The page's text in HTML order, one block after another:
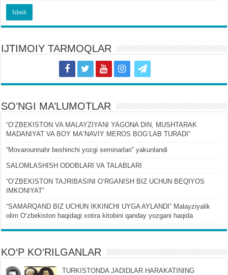
IJTIMOIY TARMOQLAR
SOʻNGI MA’LUMOTLAR
“OʻZBEKISTON VA MALAYZIYANI YAGONA DIN, MUSHTARAK
MADANIYAT VA BOY MAʼNAVIY MEROS BOGʻLAB TURADI”
“Movarounnahr beshinchi yozgi seminarlari” yakunlandi
SALOMLASHISH ODOBLARI VA TALABLARI
“OʻZBEKISTON TAJRIBASINI OʻRGANISH BIZ UCHUN BEQIYOS
IMKONIYAT”
“SAMARQAND BIZ UCHUN IKKINCHI UYGA AYLANDI” Malayziyalik
olim Oʻzbekiston haqidagi xotira kitobini qanday yozgani haqida
KO‘P KO‘RILGANLAR
TURKISTONDA JADIDLAR HARAKATINING